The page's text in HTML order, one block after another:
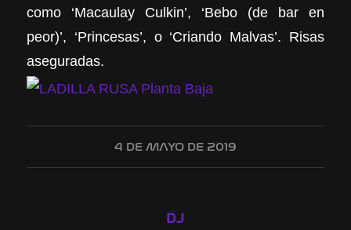
como ‘Macaulay Culkin’, ‘Bebo (de bar en
peor)’, ‘Princesas’, o ‘Criando Malvas’. Risas
aseguradas.
4 DE MAYO DE 2019
DJ